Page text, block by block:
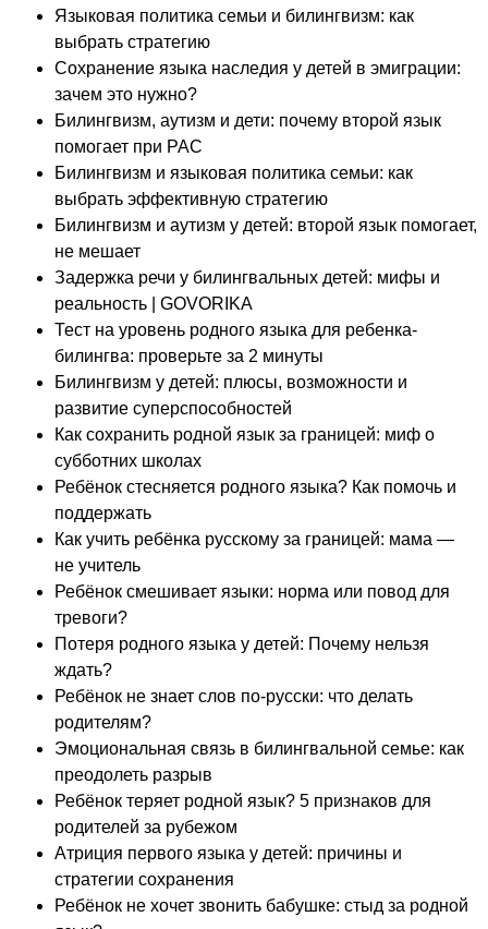
Языковая политика семьи и билингвизм: как
выбрать стратегию
Сохранение языка наследия у детей в эмиграции:
зачем это нужно?
Билингвизм, аутизм и дети: почему второй язык
помогает при РАС
Билингвизм и языковая политика семьи: как
выбрать эффективную стратегию
Билингвизм и аутизм у детей: второй язык помогает,
не мешает
Задержка речи у билингвальных детей: мифы и
реальность | GOVORIKA
Тест на уровень родного языка для ребенка-
билингва: проверьте за 2 минуты
Билингвизм у детей: плюсы, возможности и
развитие суперспособностей
Как сохранить родной язык за границей: миф о
субботних школах
Ребёнок стесняется родного языка? Как помочь и
поддержать
Как учить ребёнка русскому за границей: мама —
не учитель
Ребёнок смешивает языки: норма или повод для
тревоги?
Потеря родного языка у детей: Почему нельзя
ждать?
Ребёнок не знает слов по-русски: что делать
родителям?
Эмоциональная связь в билингвальной семье: как
преодолеть разрыв
Ребёнок теряет родной язык? 5 признаков для
родителей за рубежом
Атриция первого языка у детей: причины и
стратегии сохранения
Ребёнок не хочет звонить бабушке: стыд за родной